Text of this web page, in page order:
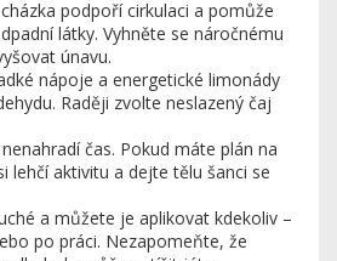
podpoří cirkulaci a pomůže
látky. Vyhněte se náročnému
únavu.
nápoje a energetické limonády
Raději zvolte neslazený čaj
čas. Pokud máte plán na
lehčí aktivitu a dejte tělu šanci se
a můžete je aplikovat kdekoliv –
po práci. Nezapomeňte, že